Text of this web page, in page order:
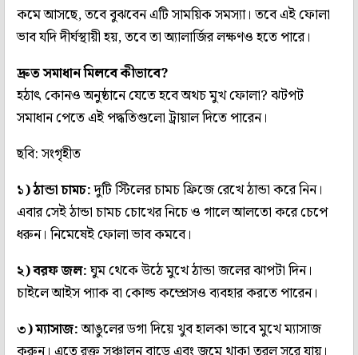
কমে আসছে, তবে বুঝবেন এটি সাময়িক সমস্যা। তবে এই ফোলা
ভাব যদি দীর্ঘস্থায়ী হয়, তবে তা অ্যালার্জির লক্ষণও হতে পারে।
দ্রুত সমাধান মিলবে কীভাবে?
হঠাৎ কোনও অনুষ্ঠানে যেতে হবে অথচ মুখ ফোলা? ঝটপট
সমাধান পেতে এই পদ্ধতিগুলো ট্রায়াল দিতে পারেন।
ছবি: সংগৃহীত
১) ঠান্ডা চামচ:দুটি স্টিলের চামচ ফ্রিজে রেখে ঠান্ডা করে নিন।
এবার সেই ঠান্ডা চামচ চোখের নিচে ও গালে আলতো করে চেপে
ধরুন। নিমেষেই ফোলা ভাব কমবে।
২) বরফ জল:ঘুম থেকে উঠে মুখে ঠান্ডা জলের ঝাপটা দিন।
চাইলে আইস প্যাক বা কোল্ড কম্প্রেসও ব্যবহার করতে পারেন।
৩) ম্যাসাজ:আঙুলের ডগা দিয়ে খুব হালকা ভাবে মুখে ম্যাসাজ